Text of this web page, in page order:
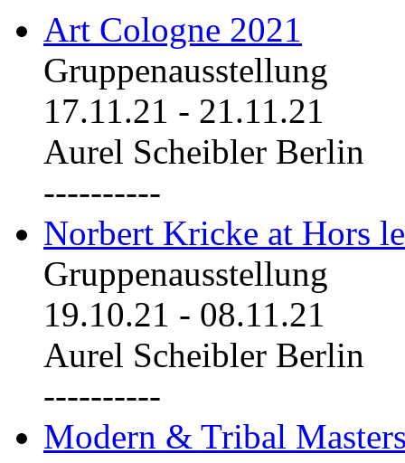
Art Cologne 2021
Gruppenausstellung
17.11.21 - 21.11.21
Aurel Scheibler Berlin
----------
Norbert Kricke at Hors
Gruppenausstellung
19.10.21 - 08.11.21
Aurel Scheibler Berlin
----------
Modern & Tribal